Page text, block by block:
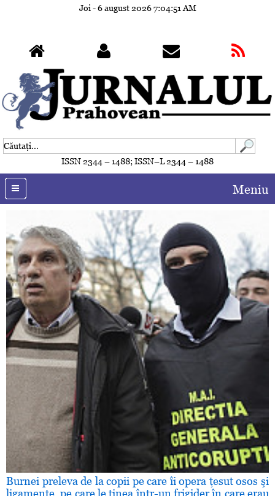
Joi - 6 august 20267:04:52 AM
ISSN 2344 – 1488; ISSN–L 2344 – 1488
Meniu
Burnei preleva de la copii pe care îi opera ţesut osos şi